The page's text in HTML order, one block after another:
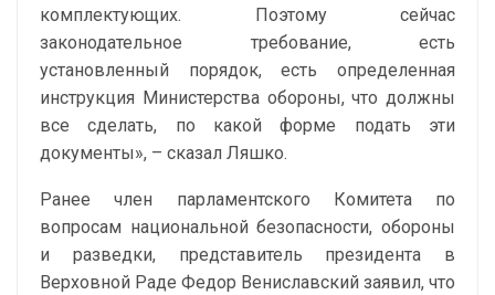
комплектующих. Поэтому сейчас
законодательное требование, есть
установленный порядок, есть определенная
инструкция Министерства обороны, что должны
все сделать, по какой форме подать эти
документы», – сказал Ляшко.
Ранее член парламентского Комитета по
вопросам национальной безопасности, обороны
и разведки, представитель президента в
Верховной Раде Федор Вениславский заявил, что